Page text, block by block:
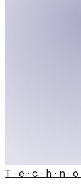
T · e · c · h · n · o